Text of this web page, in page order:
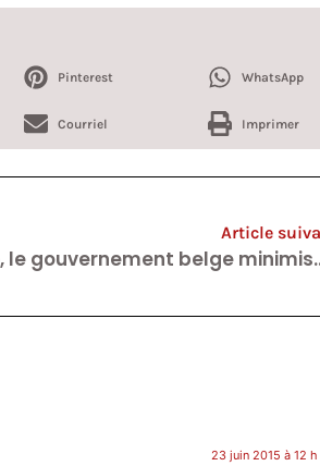
Pinterest WhatsApp
Courriel Imprimer
Article
Empêtré, le
23 juin 2015 à 12